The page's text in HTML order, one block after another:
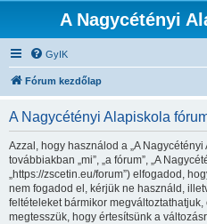
A Nagycétényi
GyIK
Fórum kezdőlap
A Nagycétényi Alapiskola
Azzal, hogy használod a „A
továbbiakban „mi”, „a fórum”, „A
„https://zscetin.eu/forum”) elfogadod,
nem fogadod el, kérjük ne használd,
feltételeket bármikor
megtesszük, hogy értesítsünk a